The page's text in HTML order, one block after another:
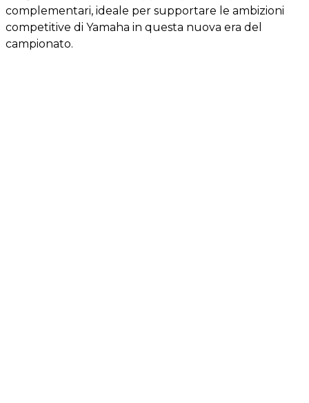
complementari, ideale per supportare le ambizioni
competitive di Yamaha in questa nuova era del
campionato.